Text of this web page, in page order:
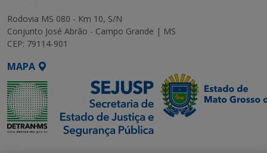
Rodovia MS 080 - Km 10, S/N
Conjunto José Abrão - Campo Grande | MS
CEP: 79114-901
MAPA